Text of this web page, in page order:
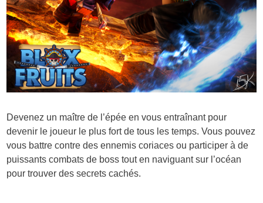
Devenez un maître de l’épée en vous entraînant pour
devenir le joueur le plus fort de tous les temps. Vous pouvez
vous battre contre des ennemis coriaces ou participer à de
puissants combats de boss tout en naviguant sur l’océan
pour trouver des secrets cachés.